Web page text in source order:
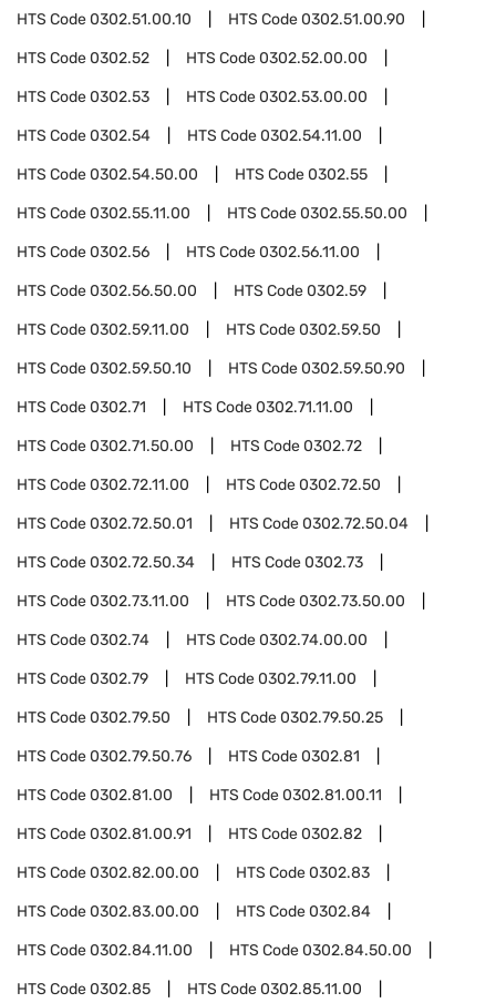
HTS Code0302.51.00.10 HTS Code0302.51.00.90
HTS Code0302.52 HTS Code0302.52.00.00
HTS Code0302.53 HTS Code0302.53.00.00
HTS Code0302.54 HTS Code0302.54.11.00
HTS Code0302.54.50.00 HTS Code0302.55
HTS Code0302.55.11.00 HTS Code0302.55.50.00
HTS Code0302.56 HTS Code0302.56.11.00
HTS Code0302.56.50.00 HTS Code0302.59
HTS Code0302.59.11.00 HTS Code0302.59.50
HTS Code0302.59.50.10 HTS Code0302.59.50.90
HTS Code0302.71 HTS Code0302.71.11.00
HTS Code0302.71.50.00 HTS Code0302.72
HTS Code0302.72.11.00 HTS Code0302.72.50
HTS Code0302.72.50.01 HTS Code0302.72.50.04
HTS Code0302.72.50.34 HTS Code0302.73
HTS Code0302.73.11.00 HTS Code0302.73.50.00
HTS Code0302.74 HTS Code0302.74.00.00
HTS Code0302.79 HTS Code0302.79.11.00
HTS Code0302.79.50 HTS Code0302.79.50.25
HTS Code0302.79.50.76 HTS Code0302.81
HTS Code0302.81.00 HTS Code0302.81.00.11
HTS Code0302.81.00.91 HTS Code0302.82
HTS Code0302.82.00.00 HTS Code0302.83
HTS Code0302.83.00.00 HTS Code0302.84
HTS Code0302.84.11.00 HTS Code0302.84.50.00
HTS Code0302.85 HTS Code0302.85.11.00